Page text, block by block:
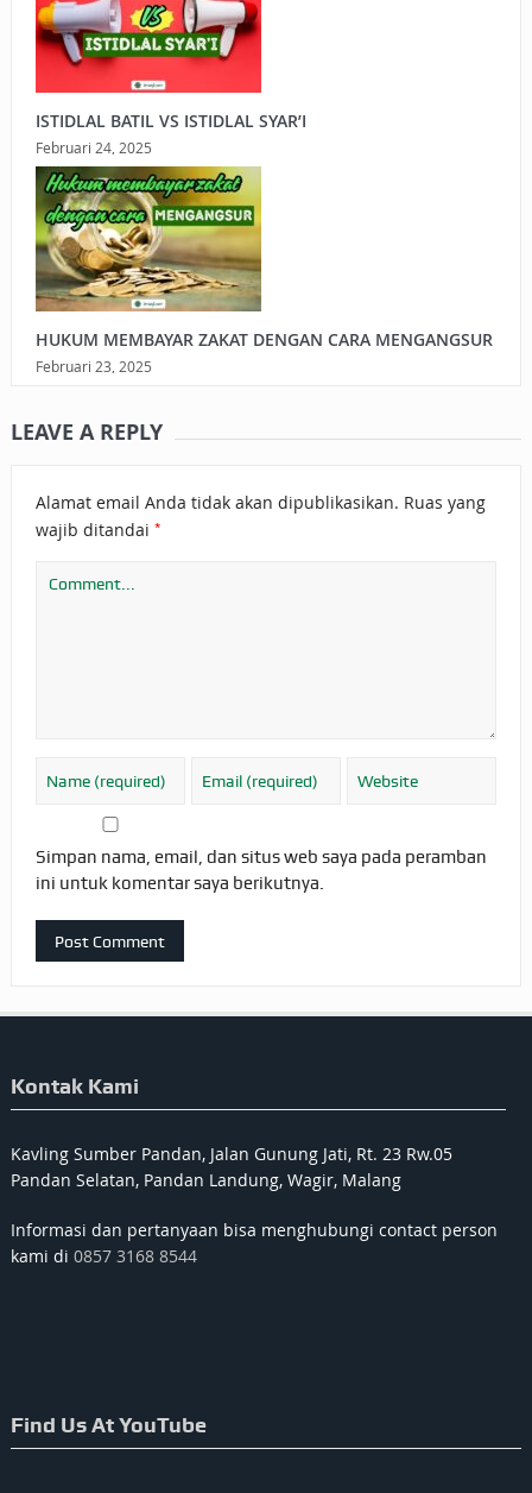
ISTIDLAL BATIL VS ISTIDLAL SYAR’I
Februari 24, 2025
HUKUM MEMBAYAR ZAKAT DENGAN CARA MENGANGSUR
Februari 23, 2025
LEAVE A REPLY
Alamat email Anda tidak akan dipublikasikan. Ruas yang
wajib ditandai *
Simpan nama, email, dan situs web saya pada peramban
ini untuk komentar saya berikutnya.
Kontak Kami
Kavling Sumber Pandan, Jalan Gunung Jati, Rt. 23 Rw.05
Pandan Selatan, Pandan Landung, Wagir, Malang
Informasi dan pertanyaan bisa menghubungi contact person
kami di 0857 3168 8544
Find Us At YouTube